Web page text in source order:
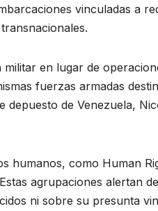
vinculadas a
en lugar de
fuerzas armadas
depuesto de Venezuela,
humanos, como Human
agrupaciones alertan
ni sobre su presunta